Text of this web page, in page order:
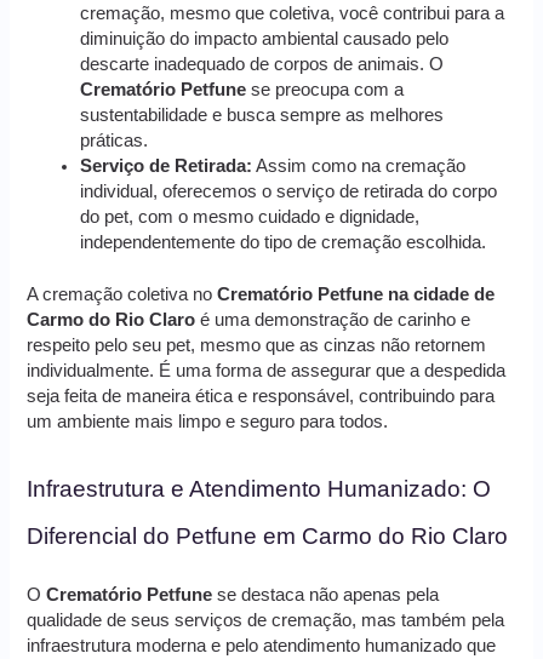
cremação, mesmo que coletiva, você contribui para a
diminuição do impacto ambiental causado pelo
descarte inadequado de corpos de animais. O
Crematório Petfune se preocupa com a
sustentabilidade e busca sempre as melhores
práticas.
Serviço de Retirada: Assim como na cremação
individual, oferecemos o serviço de retirada do corpo
do pet, com o mesmo cuidado e dignidade,
independentemente do tipo de cremação escolhida.
A cremação coletiva noCrematório Petfune na cidade de
Carmo do Rio Claro é uma demonstração de carinho e
respeito pelo seu pet, mesmo que as cinzas não retornem
individualmente. É uma forma de assegurar que a despedida
seja feita de maneira ética e responsável, contribuindo para
um ambiente mais limpo e seguro para todos.
Infraestrutura e Atendimento Humanizado: O
Diferencial do Petfune em Carmo do Rio Claro
OCrematório Petfune se destaca não apenas pela
qualidade de seus serviços de cremação, mas também pela
infraestrutura moderna e pelo atendimento humanizado que